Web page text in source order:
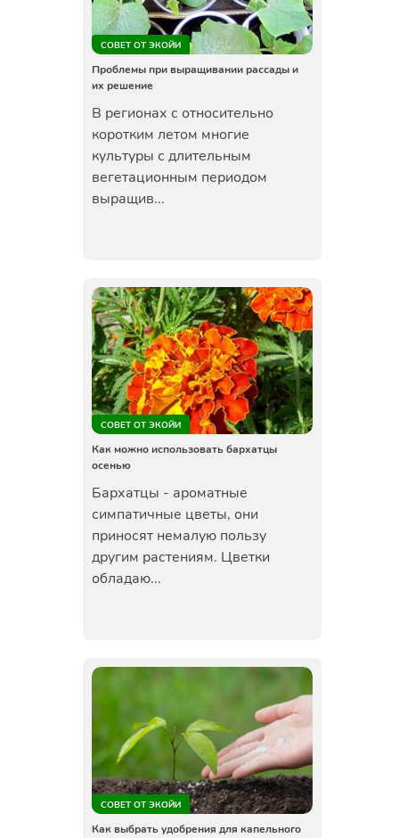
СОВЕТ ОТ ЭКОЙИ
Проблемы при выращивании рассады и
их решение
В регионах с относительно
коротким летом многие
культуры с длительным
вегетационным периодом
выращив...
СОВЕТ ОТ ЭКОЙИ
Как можно использовать бархатцы
осенью
Бархатцы - ароматные
симпатичные цветы, они
приносят немалую пользу
другим растениям. Цветки
обладаю...
СОВЕТ ОТ ЭКОЙИ
Как выбрать удобрения для капельного